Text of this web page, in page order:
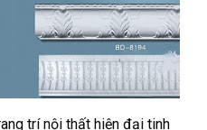
trí nội thất hiện đại tinh